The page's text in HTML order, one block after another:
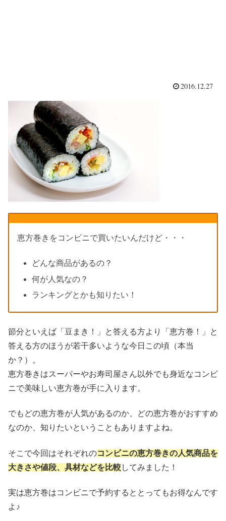
2016.12.27
恵方巻きをコンビニで買いたいんだけど・・・
どんな商品があるの？
何が人気なの？
ランキングとかも知りたい！
節分といえば「豆まき！」と答える方より「恵方巻！」と
答える方のほうが若干多いような今日この頃（本当
か？）。
恵方巻きはスーパーやお寿司屋さん以外でも身近なコンビ
ニで美味しい恵方巻が手に入ります。
でもどの恵方巻が人気があるのか、どの恵方巻がおすすめ
なのか、知りたいということもありますよね。
そこで今回はそれぞれのコンビニの恵方巻きの人気商品を
大きさや値段、具材などを比較してみました！
実は恵方巻はコンビニで予約するととってもお得なんです
よ♪